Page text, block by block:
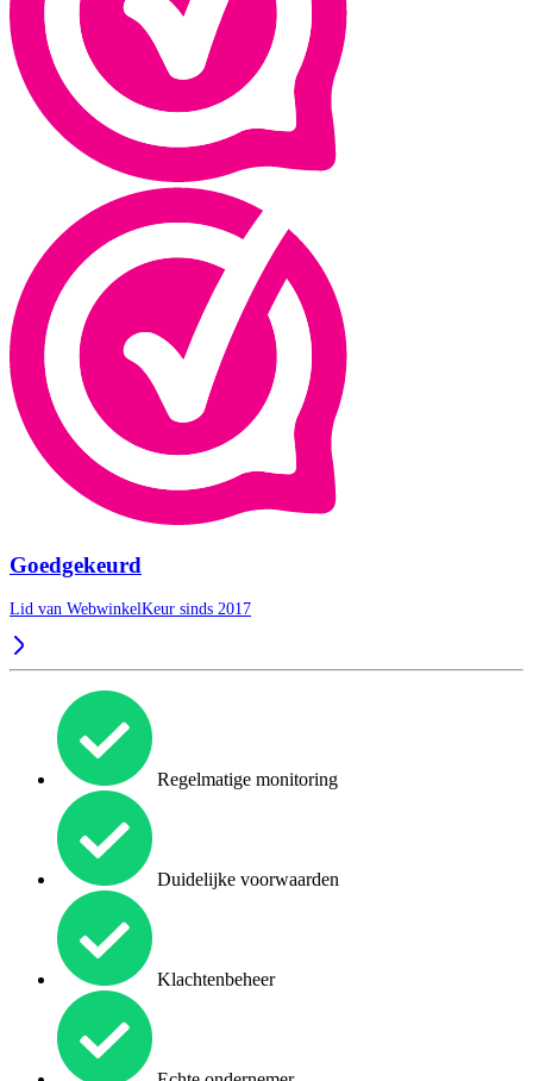
Goedgekeurd
Lid van WebwinkelKeur sinds 2017
Regelmatige monitoring
Duidelijke voorwaarden
Klachtenbeheer